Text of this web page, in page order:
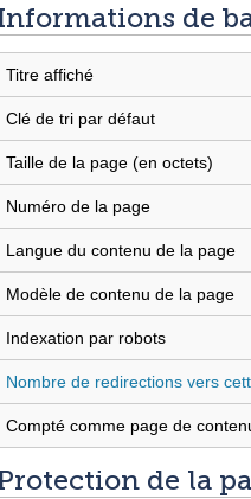
de
Titre affiché
Clé de tri par défaut
Taille de la page (en octets)
Numéro de la page
Langue du contenu de la page
Modèle de contenu de la page
Indexation par robots
Nombre de redirections vers
Compté comme page de
de la